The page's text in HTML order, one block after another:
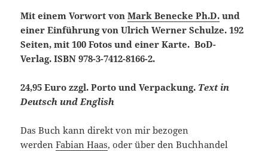
Mit einem Vorwort vonMark Benecke Ph.D. und
einer Einführung von Ulrich Werner Schulze. 192
Seiten, mit 100 Fotos und einer Karte. BoD-
Verlag. ISBN 978-3-7412-8166-2.
24,95 Euro zzgl. Porto und Verpackung. Text in
Deutsch und English
Das Buch kann direkt von mir bezogen
werdenFabian Haas, oder über den Buchhandel